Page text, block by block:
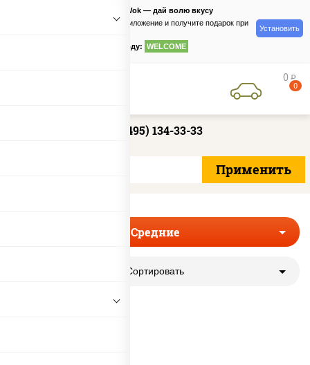
PizzaSushiWok — дай волю вкусу
Скачайте приложение и получите подарок при
по промокоду: WELCOME
Установить
0 руб
0
+7 (495) 134-33-33
Средние
Сортировать